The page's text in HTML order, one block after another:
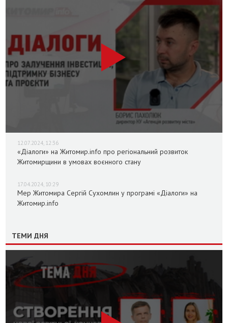
12.07.2024, 12:36
«Діалоги» на Житомир.info про регіональний розвиток
Житомирщини в умовах воєнного стану
17.04.2024, 10:29
Мер Житомира Сергій Сухомлин у програмі «Діалоги» на
Житомир.info
ТЕМИ ДНЯ